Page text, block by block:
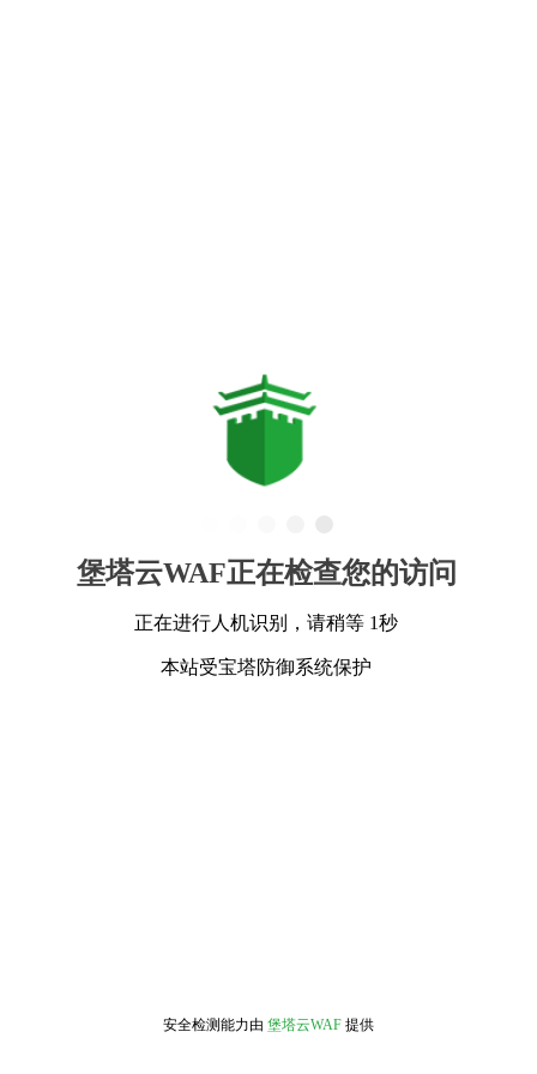
堡塔云WAF正在检查您的访问
正在进行人机识别，请稍等 1秒
本站受宝塔防御系统保护
安全检测能力由 堡塔云WAF 提供